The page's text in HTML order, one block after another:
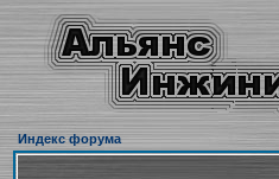
Индекс форума